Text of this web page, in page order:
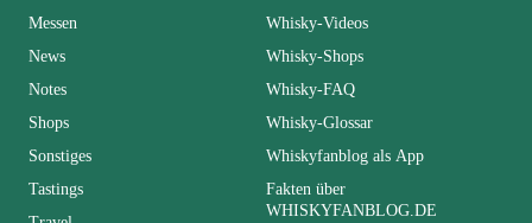
Messen
News
Notes
Shops
Sonstiges
Tastings
Whisky-Videos
Whisky-Shops
Whisky-FAQ
Whisky-Glossar
Whiskyfanblog als App
Fakten über
WHISKYFANBLOG.DE